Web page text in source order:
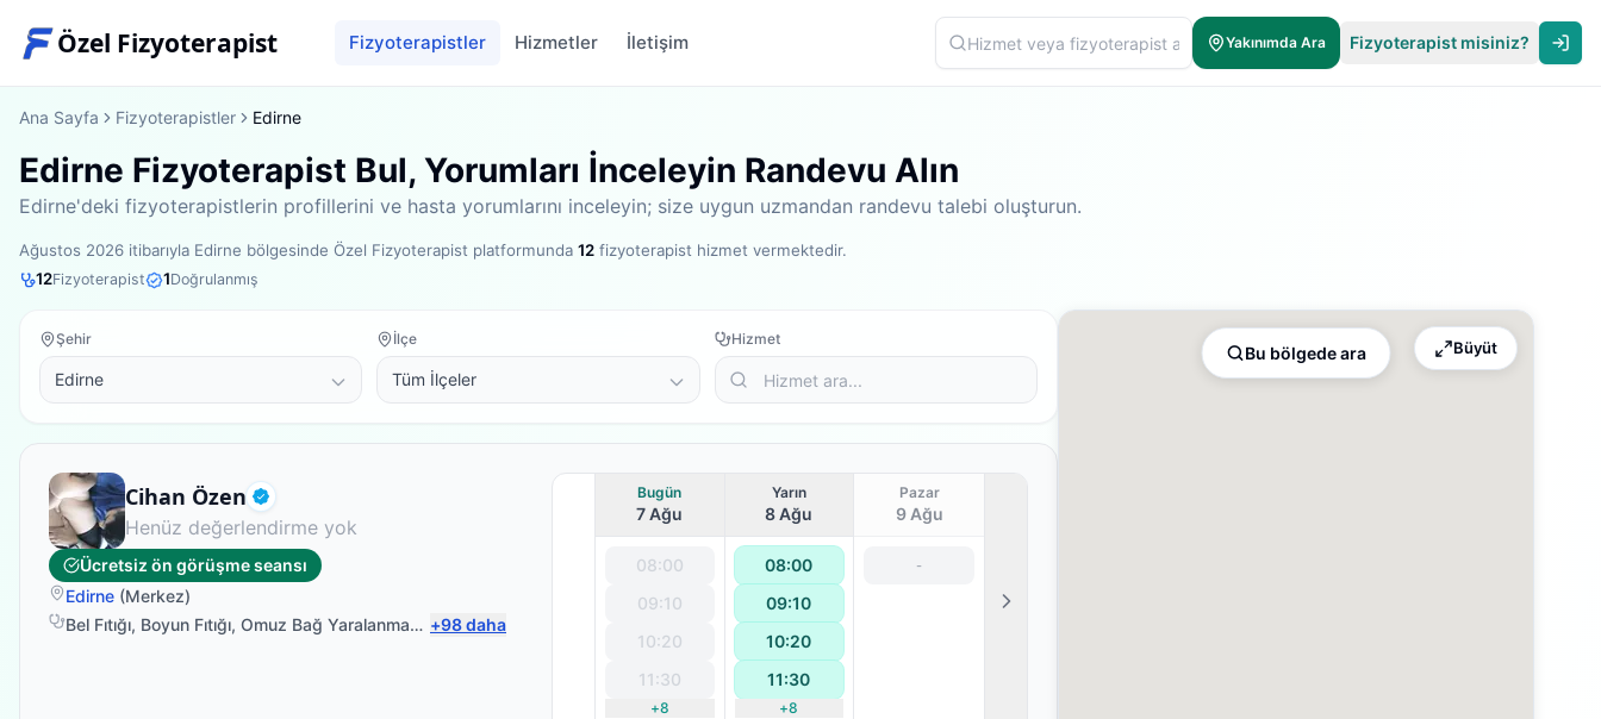
Özel Fizyoterapist Fizyoterapistler Hizmetler İletişim Yakınımda Ara Fizyoterapist misiniz?
Ana Sayfa Fizyoterapistler Edirne
Edirne Fizyoterapist Bul, Yorumları İnceleyin Randevu Alın
Edirne'deki fizyoterapistlerin profillerini ve hasta yorumlarını inceleyin; size uygun uzmandan randevu talebi oluşturun.
Ağustos 2026 itibarıyla Edirne bölgesinde Özel Fizyoterapist platformunda 12 fizyoterapist hizmet vermektedir.
12Fizyoterapist 1Doğrulanmış
Şehir İlçe Hizmet
Cihan Özen Doğrulanmış
Fizyoterapist
Henüz değerlendirme yok
Ücretsiz ön görüşme seansı
Edirne (Merkez)
Bel Fıtığı, Boyun Fıtığı, Omuz Bağ Yaralanması ,Protez Fizyoterapisi
+98daha
Bugün
7 Ağu
08:00
09:10
10:20
11:30
+8
Yarın
8 Ağu
08:00
09:10
10:20
11:30
+8
Pazar
9 Ağu
-
Bu bölgede ara Büyüt